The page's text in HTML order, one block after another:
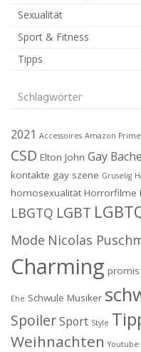
Sexualität
Sport & Fitness
Tipps
Schlagwörter
2021 Accessoires Amazon Prime
CSD Elton John Gay
kontakte gay szene Gruselig
homosexualität Horrorfilme
LBGTQ LGBT
Mode Nicolas
Charming promis
Ehe Schwule Musiker
SpoilerSport Style
Weihnachten Youtube